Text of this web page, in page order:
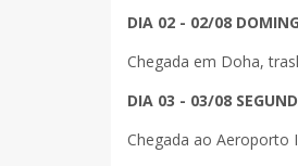
DIA 02 - 02/08
Chegada em Doha,
DIA 03 - 03/08
Chegada ao Aeroporto